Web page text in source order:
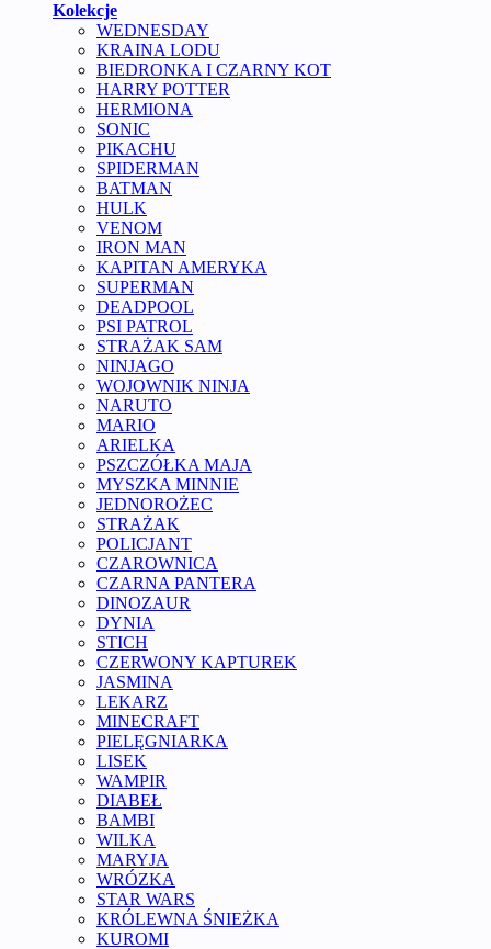
Kolekcje
WEDNESDAY
KRAINA LODU
BIEDRONKA I CZARNY KOT
HARRY POTTER
HERMIONA
SONIC
PIKACHU
SPIDERMAN
BATMAN
HULK
VENOM
IRON MAN
KAPITAN AMERYKA
SUPERMAN
DEADPOOL
PSI PATROL
STRAŻAK SAM
NINJAGO
WOJOWNIK NINJA
NARUTO
MARIO
ARIELKA
PSZCZÓŁKA MAJA
MYSZKA MINNIE
JEDNOROŻEC
STRAŻAK
POLICJANT
CZAROWNICA
CZARNA PANTERA
DINOZAUR
DYNIA
STICH
CZERWONY KAPTUREK
JASMINA
LEKARZ
MINECRAFT
PIELĘGNIARKA
LISEK
WAMPIR
DIABEŁ
BAMBI
WILKA
MARYJA
WRÓZKA
STAR WARS
KRÓLEWNA ŚNIEŻKA
KUROMI